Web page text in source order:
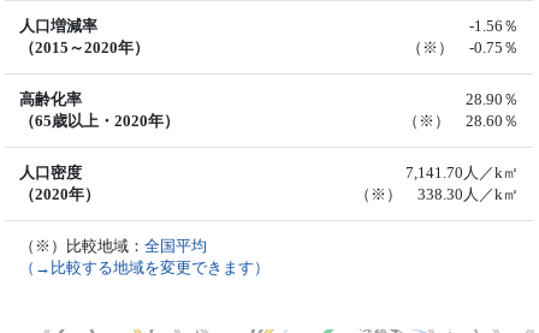
人口増減率
（2015～2020年）
-1.56％
（※） -0.75％
高齢化率
（65歳以上・2020年）
28.90％
（※） 28.60％
人口密度
（2020年）
7,141.70人／k㎡
（※） 338.30人／k㎡
（※）比較地域：全国平均
（→比較する地域を変更できます）